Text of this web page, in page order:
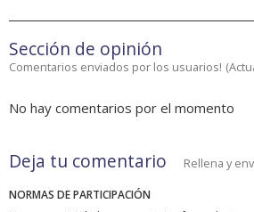
Sección de opinión
Comentarios enviados por los usuarios! (
No hay comentarios por el momento
Deja tu comentario Rellena y
NORMAS DE PARTICIPACIÓN